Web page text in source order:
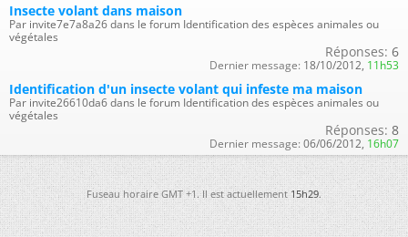
Insecte volant dans maison
Par invite7e7a8a26 dans le forum Identification des espèces animales ou
végétales
Réponses: 6
Dernier message: 18/10/2012, 11h53
Identification d'un insecte volant qui infeste ma maison
Par invite26610da6 dans le forum Identification des espèces animales ou
végétales
Réponses: 8
Dernier message: 06/06/2012, 16h07
Fuseau horaire GMT +1. Il est actuellement15h29.